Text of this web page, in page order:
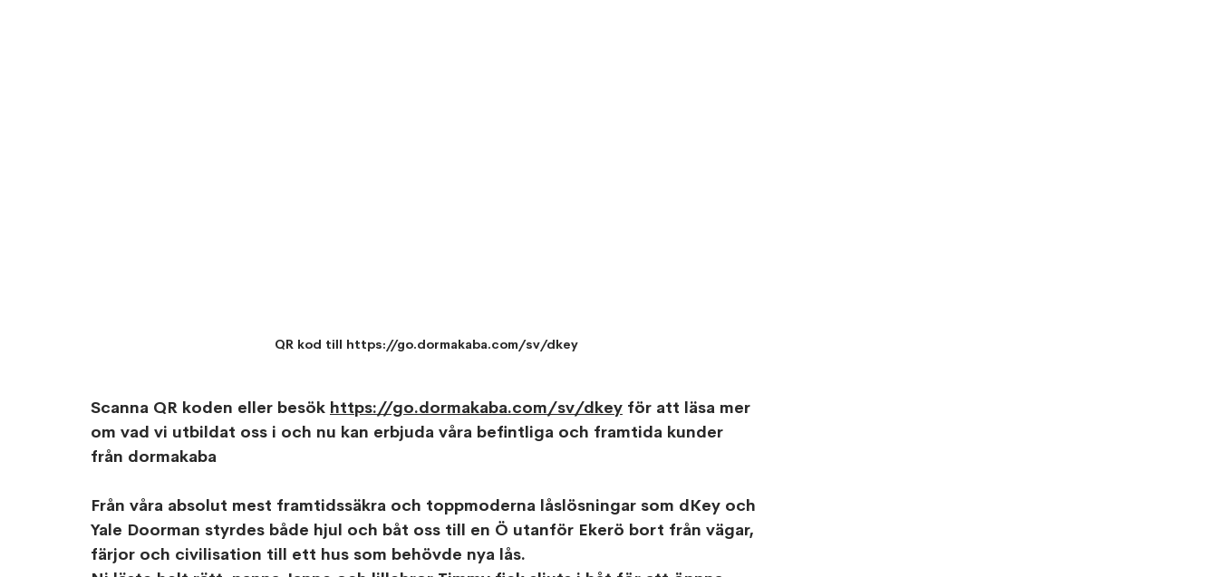
QR kod till https://go.dormakaba.com/sv/dkey
Scanna QR koden eller besök https://go.dormakaba.com/sv/dkey för att läsa mer
om vad vi utbildat oss i och nu kan erbjuda våra befintliga och framtida kunder
från dormakaba
Från våra absolut mest framtidssäkra och toppmoderna låslösningar som dKey och
Yale Doorman styrdes både hjul och båt oss till en Ö utanför Ekerö bort från vägar,
färjor och civilisation till ett hus som behövde nya lås.